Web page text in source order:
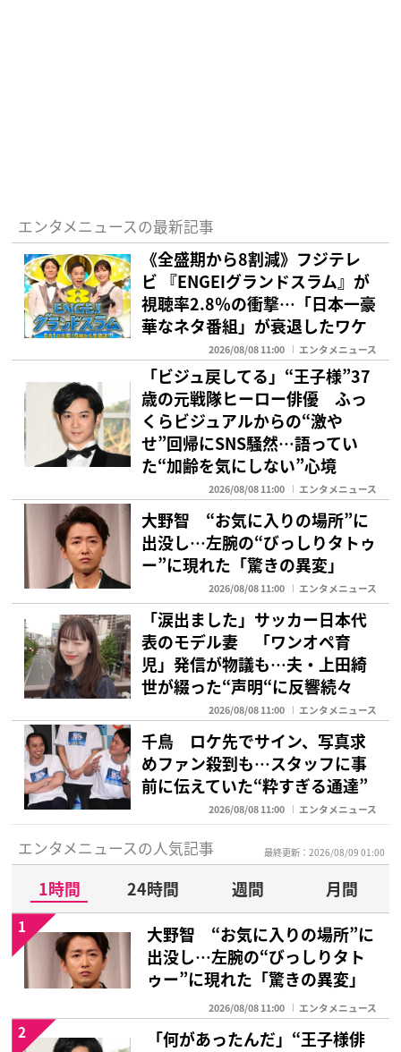
エンタメニュースの最新記事
《全盛期から8割減》フジテレ
ビ 『ENGEIグランドスラム』が
視聴率2.8％の衝撃…「日本一豪
華なネタ番組」が衰退したワケ
2026/08/08 11:00 エンタメニュース
「ビジュ戻してる」“王子様”37
歳の元戦隊ヒーロー俳優 ふっ
くらビジュアルからの“激や
せ”回帰にSNS騒然…語ってい
た“加齢を気にしない”心境
2026/08/08 11:00 エンタメニュース
大野智 “お気に入りの場所”に
出没し…左腕の“びっしりタトゥ
ー”に現れた「驚きの異変」
2026/08/08 11:00 エンタメニュース
「涙出ました」サッカー日本代
表のモデル妻 「ワンオペ育
児」発信が物議も…夫・上田綺
世が綴った“声明“に反響続々
2026/08/08 11:00 エンタメニュース
千鳥 ロケ先でサイン、写真求
めファン殺到も…スタッフに事
前に伝えていた“粋すぎる通達”
2026/08/08 11:00 エンタメニュース
エンタメニュースの人気記事 最終更新：2026/08/09 01:00
1時間 24時間 週間
月間
大野智 “お気に入りの場所”に
出没し…左腕の“びっしりタト
ゥー”に現れた「驚きの異変」
2026/08/08 11:00 エンタメニュース
1
「何があったんだ」“王子様俳
2